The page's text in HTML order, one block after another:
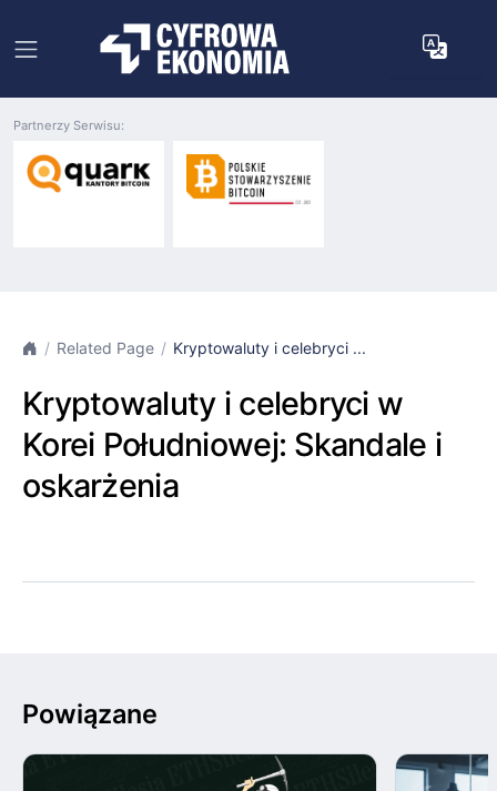
Partnerzy Serwisu:
Related Page Kryptowaluty i celebryci ...
Kryptowaluty i celebryci w
Korei Południowej: Skandale i
oskarżenia
Powiązane